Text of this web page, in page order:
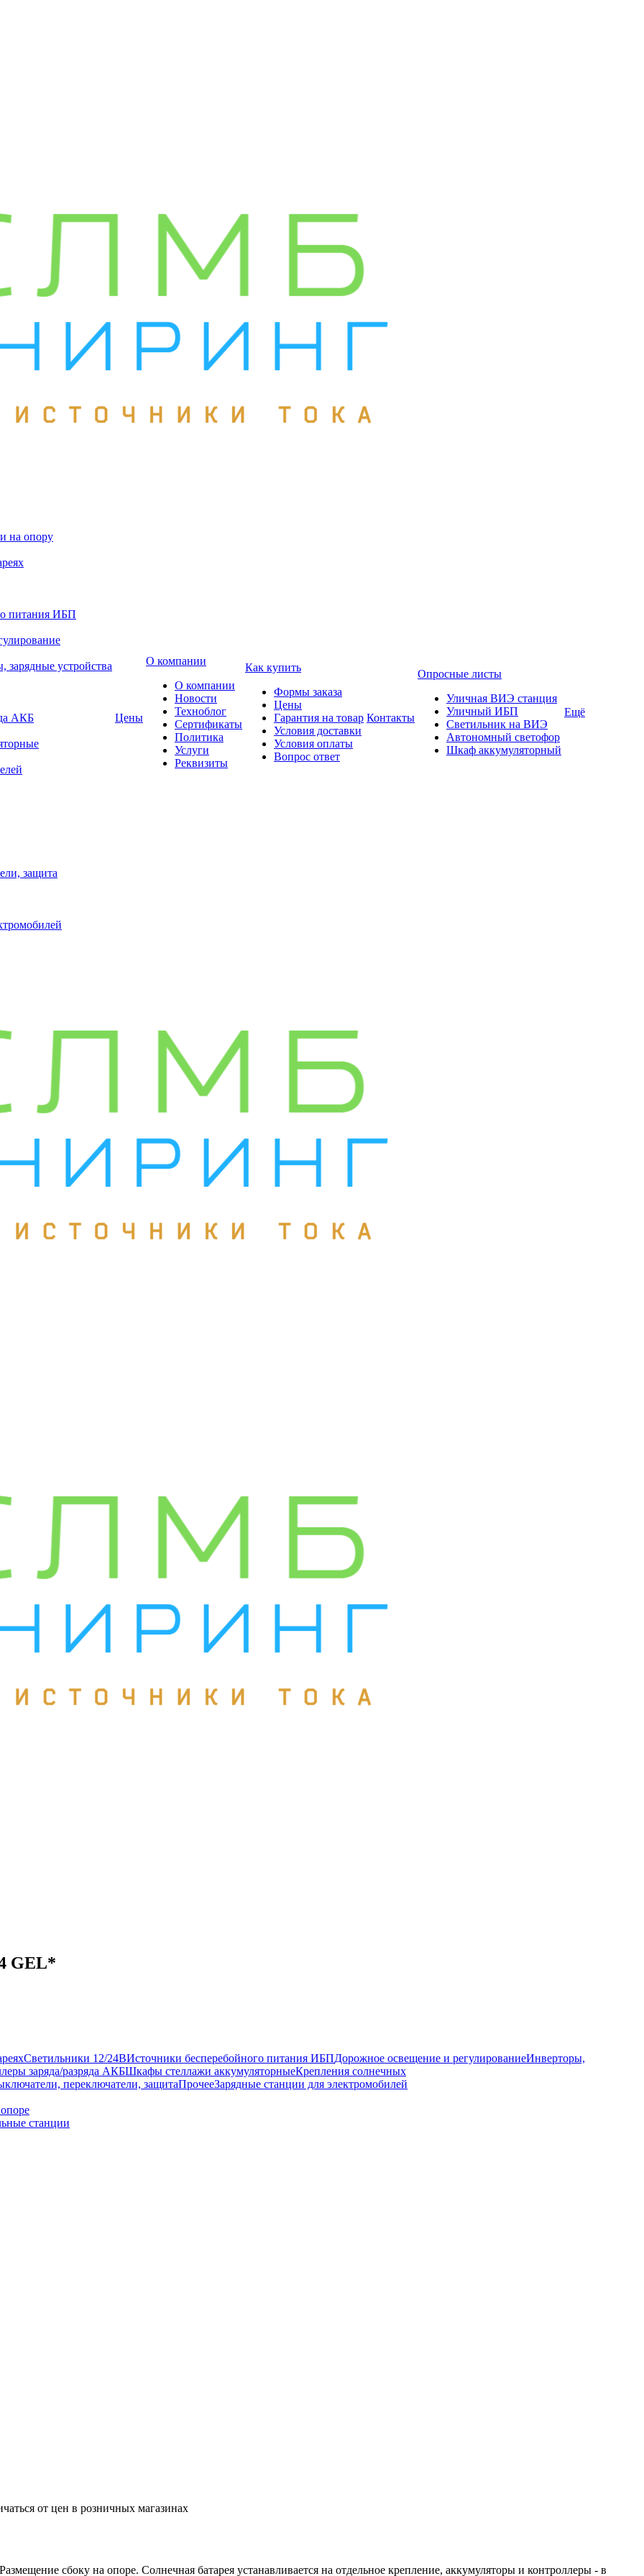
на опору
питания ИБП
зарядные устройства
АКБ
защита
Цены
О компании
О компании
Новости
Техноблог
Сертификаты
Политика
Услуги
Реквизиты
Как купить
Формы заказа
Цены
Гарантия на товар
Условия доставки
Условия оплаты
Вопрос ответ
Контакты
Опросные листы
Уличная ВИЭ станция
Уличный ИБП
Светильник на ВИЭ
Автономный светофор
Шкаф аккумуляторный
Ещё
GEL*
Светильники 12/24ВИсточники бесперебойного питания ИБПДорожное освещение и регулированиеИнверторы,
заряда/разряда АКБШкафы стеллажи аккумуляторныеКрепления солнечных
переключатели, защитаПрочееЗарядные станции для электромобилей
станции
от цен в розничных магазинах
сбоку на опоре. Солнечная батарея устанавливается на отдельное крепление, аккумуляторы и контроллеры - в